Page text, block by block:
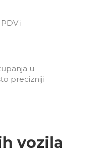
i
u
precizniji
vozila